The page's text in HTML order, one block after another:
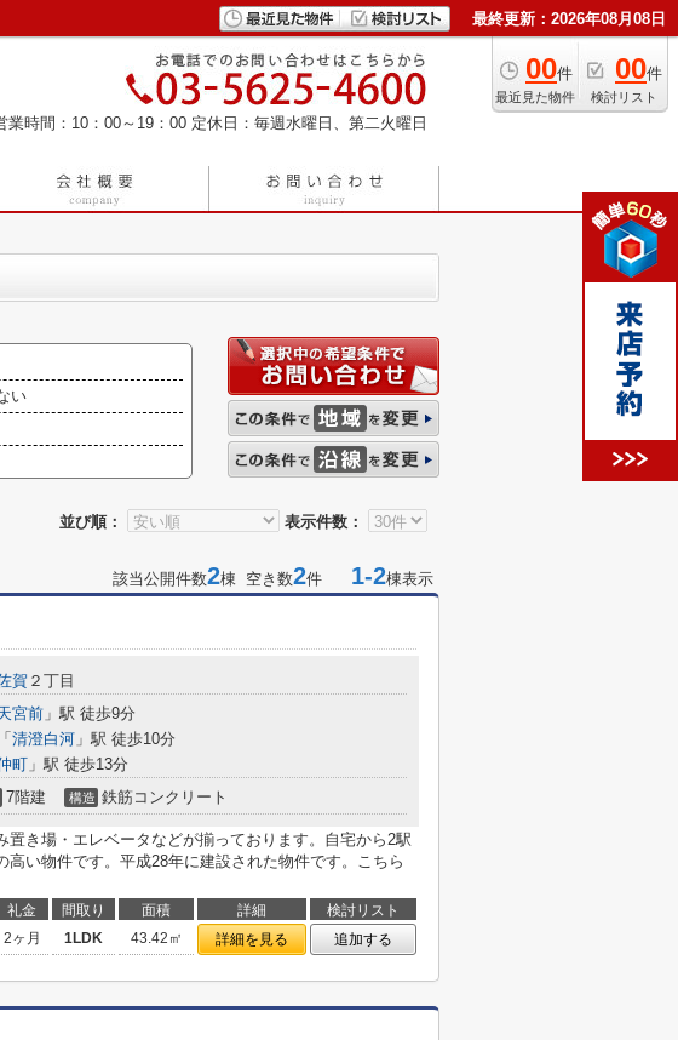
最終更新：2026年08月08日
00件
最近見た物件
00件
検討リスト
業時間：10：00～19：00 定休日：毎週水曜日、第二火曜日
い
並び順： 表示件数：
該当公開件数2棟 空き数2件 1-2棟表示
賀 ２丁目
宮前 」駅 徒歩9分
「 清澄白河 」駅 徒歩10分
町 」駅 徒歩13分
7階建 構造 鉄筋コンクリート
置き場・エレベータなどが揃っております。自宅から2駅
高い物件です。平成28年に建設された物件です。こちら
礼金 間取り 面積 詳細
検討リスト
2ヶ月 1LDK 43.42㎡ 詳細を見る 追加する